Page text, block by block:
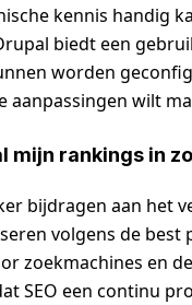
kennis handig
biedt een
worden
aanpassingen wilt
mijn rankings in
bijdragen aan het
volgens de best
zoekmachines en
SEO een continu